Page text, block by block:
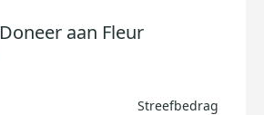
Doneer aan Fleur
Streefbedrag